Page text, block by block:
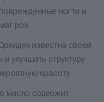
ногти и
роз.
известна своей
улучшать структуру
красоту.
масло содержит